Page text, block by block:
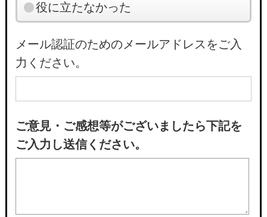
役に立たなかった
メール認証のためのメールアドレスをご入
力ください。
ご意見・ご感想等がございましたら下記を
ご入力し送信ください。